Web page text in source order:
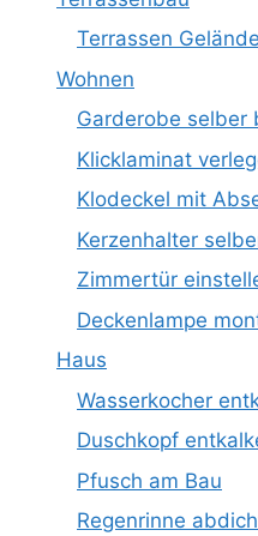
Terrassen
Wohnen
Garderobe selber
Klicklaminat
Klodeckel mit
Kerzenhalter
Zimmertür
Deckenlampe
Haus
Wasserkocher
Duschkopf
Pfusch am Bau
Regenrinne